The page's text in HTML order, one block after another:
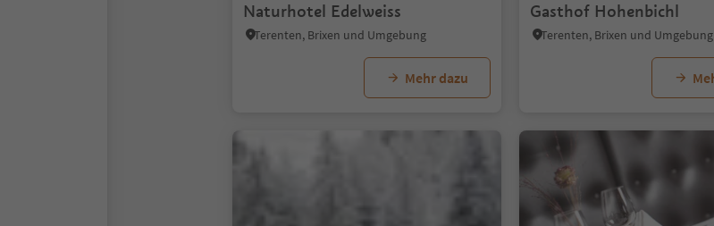
Naturhotel Edelweiss
Terenten, Brixen und Umgebung
Mehr dazu
Gasthof Hohenbichl
Terenten, Brixen und Umgebung